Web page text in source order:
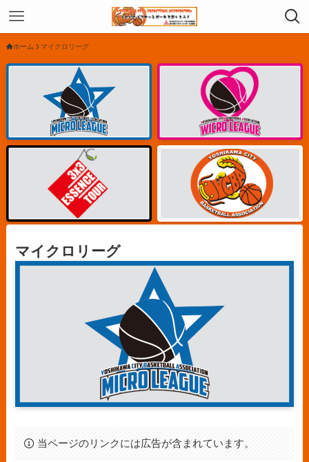
ホーム マイクロリーグ
マイクロリーグ
当ページのリンクには広告が含まれています。